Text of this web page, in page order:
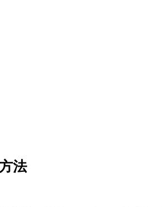
法